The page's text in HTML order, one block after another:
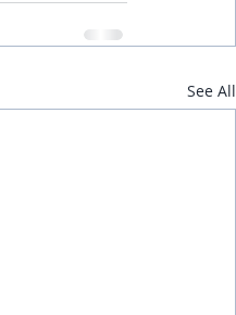
See All